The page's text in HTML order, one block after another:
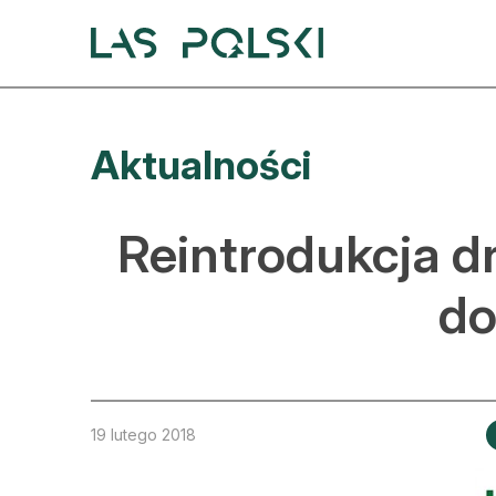
Aktualności
Reintrodukcja
19 lutego 2018